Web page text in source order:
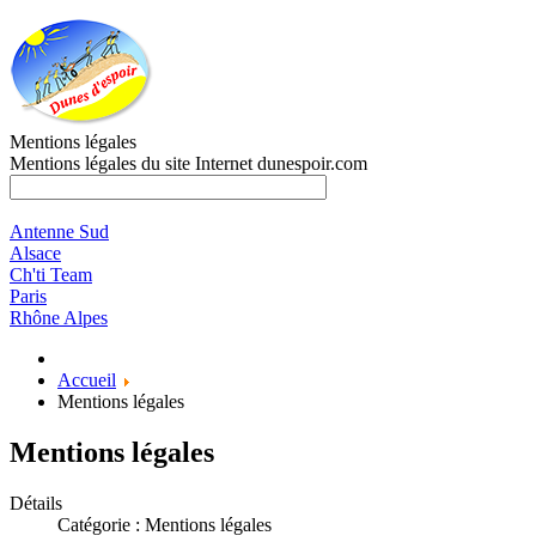
Mentions légales
Mentions légales du site Internet dunespoir.com
Antenne Sud
Alsace
Ch'ti Team
Paris
Rhône Alpes
Accueil
Mentions légales
Mentions légales
Détails
Catégorie : Mentions légales